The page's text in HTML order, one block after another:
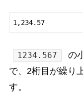
1,234.57
1234.567 の
で、2桁目が繰り
す。